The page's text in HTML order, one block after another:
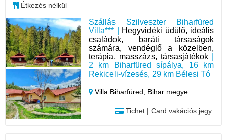
Szállás Szilveszter Biharfüred
Villa*** |
Hegyvidéki üdülő, ideális
családok, baráti társaságok
számára, vendéglő a közelben,
terápia, masszázs, társasjátékok
2 km Biharfüred sípálya, 16 km
Rekiceli-vízesés, 29 km Bélesi Tó
Villa Biharfüred, Bihar megye
Tichet | Card vakációs jegy
Étkezés nélkül